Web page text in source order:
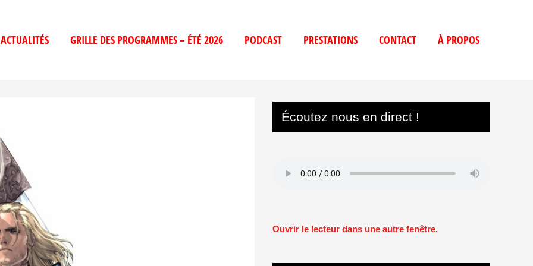
ACTUALITÉS GRILLE DES PROGRAMMES – ÉTÉ 2026 PODCAST PRESTATIONS CONTACT À PROPOS
Écoutez nous en direct !
Ouvrir le lecteur dans une autre fenêtre.